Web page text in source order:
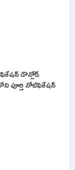
డౌన్లోడ్
పూర్తి నోటిఫికేషన్